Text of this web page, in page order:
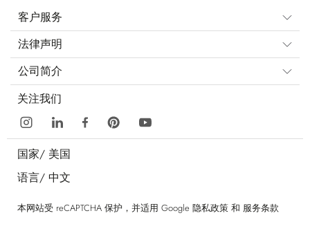
客户服务
法律声明
公司简介
关注我们
国家/ 美国
语言/ 中文
本网站受 reCAPTCHA 保护，并适用 Google 隐私政策 和 服务条款